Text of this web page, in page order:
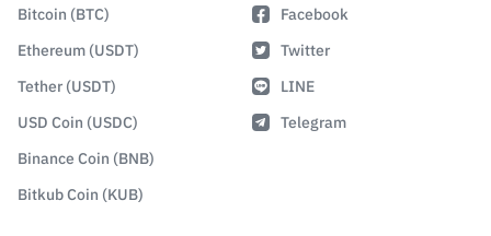
Bitcoin (BTC)
Ethereum (USDT)
Tether (USDT)
USD Coin (USDC)
Binance Coin (BNB)
Bitkub Coin (KUB)
Facebook
Twitter
LINE
Telegram